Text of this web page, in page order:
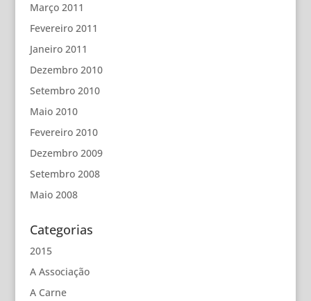
Março 2011
Fevereiro 2011
Janeiro 2011
Dezembro 2010
Setembro 2010
Maio 2010
Fevereiro 2010
Dezembro 2009
Setembro 2008
Maio 2008
Categorias
2015
A Associação
A Carne